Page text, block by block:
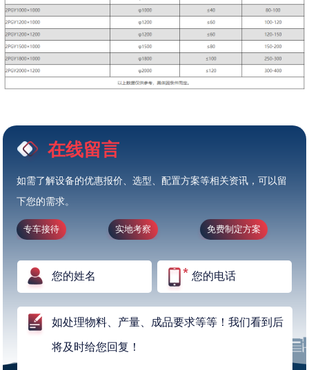
在线留言
如需了解设备的优惠报价、选型、配置方案等相关资讯，可以留
下您的需求。
专车接待 实地考察 免费制定方案